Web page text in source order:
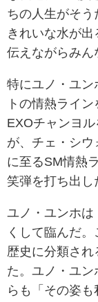
ちの人生がそう
きれいな水が
伝えながらみん
特にユノ・ユン
トの情熱ライ
EXOチャンヨ
が、チェ・シ
に至るSM情熱
笑弾を打ち出し
ユノ・ユンホは
くして臨んだ
歴史に分類され
た。ユノ・ユ
らも「その姿